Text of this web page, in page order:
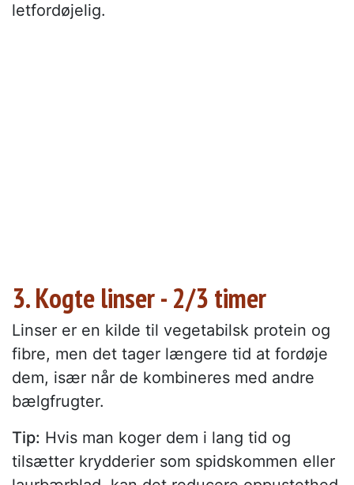
letfordøjelig.
3. Kogte linser - 2/3 timer
Linser er en kilde til vegetabilsk protein og
fibre, men det tager længere tid at fordøje
dem, især når de kombineres med andre
bælgfrugter.
Tip: Hvis man koger dem i lang tid og
tilsætter krydderier som spidskommen eller